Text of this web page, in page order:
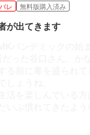
レ 無料版購入済み
が出てきます